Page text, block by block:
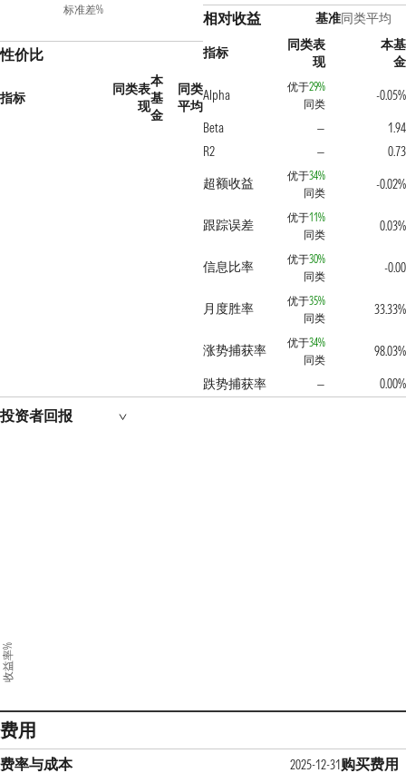
标准差%
性价比
指标
同类表
现
本
基
金
同类
平均
相对收益 基准同类平均
指标
同类表
现
本基
金
Alpha
优于29%
同类
-0.05%
Beta
—
1.94
R2
—
0.73
超额收益
优于34%
同类
-0.02%
跟踪误差 优于11%
同类
0.03%
信息比率 优于30%
同类
-0.00
月度胜率 优于35%
同类
33.33%
涨势捕获率 优于34%
同类
98.03%
跌势捕获率
— 0.00%
投资者回报
收益率%
费用
费率与成本 2025-12-31购买费用